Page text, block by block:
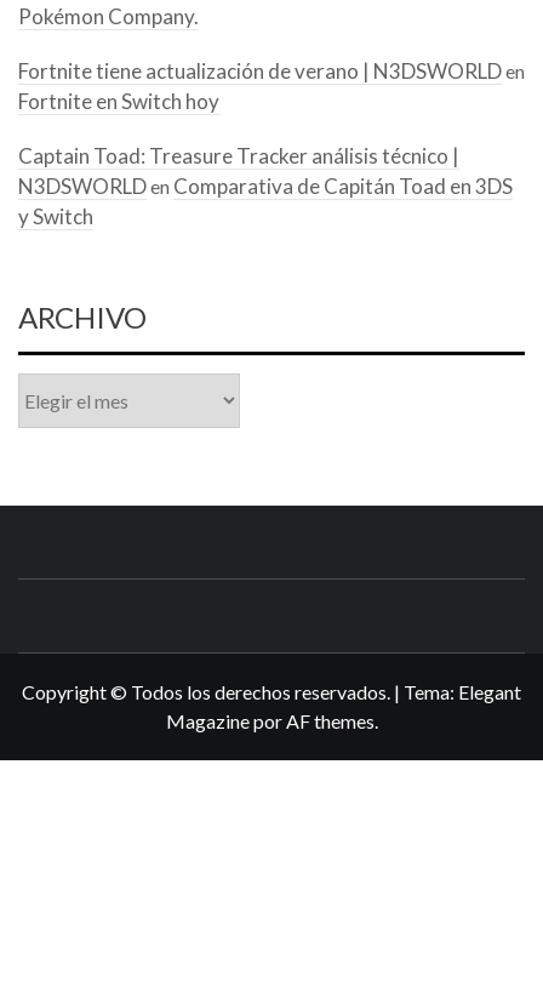
Pokémon Company.
Fortnite tiene actualización de verano | N3DSWORLDen
Fortnite en Switch hoy
Captain Toad: Treasure Tracker análisis técnico |
N3DSWORLDen Comparativa de Capitán Toad en 3DS
y Switch
ARCHIVO
Copyright © Todos los derechos reservados. | Tema: Elegant
MagazineporAF themes.